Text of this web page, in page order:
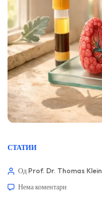
СТАТИИ
Од Prof. Dr. Thomas Klein
Нема коментари